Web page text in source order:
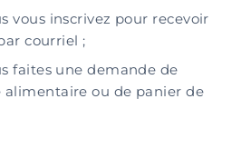
vous inscrivez pour recevoir
courriel ;
faites une demande de
alimentaire ou de panier de